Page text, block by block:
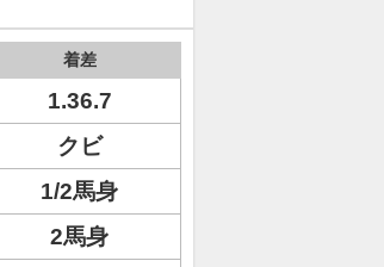
着差
1.36.7
クビ
1/2馬身
2馬身